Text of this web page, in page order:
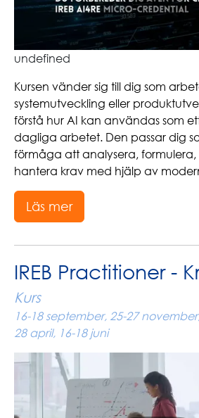
undefined
Kursen vänder sig till dig som
systemutveckling eller
förstå hur AI kan användas som
dagliga arbetet. Den passar dig
förmåga att analysera,
hantera krav med hjälp av
Läs mer
IREB Practitioner -
Kurs
16-18 september, 25-27
28 april, 16-18 juni